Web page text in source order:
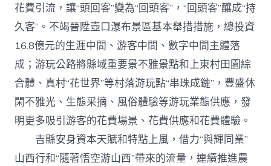
花費引流，讓“頭回客”變為“回頭客”，“回頭客”釀成“持
久客”。不竭晉陞壺口瀑布景區基本舉措措施，總投資
16.8億元的生涯中間、游客中間、數字中間主體落
成；游玩公路將縣域重要景不雅景點和上東村田園綜
合體、真村“花世界”等村落游玩點“串珠成鏈”，豐盛休
閑不雅光、生態采摘、風俗體驗等游玩業態供應，發
明更多吸引游客的花費場景、花費供應和花費體驗。
吉縣安身資本天賦和特點上風，借力“與輝同業”
山西行和“隨著悟空游山西”帶來的流量，連續推進農